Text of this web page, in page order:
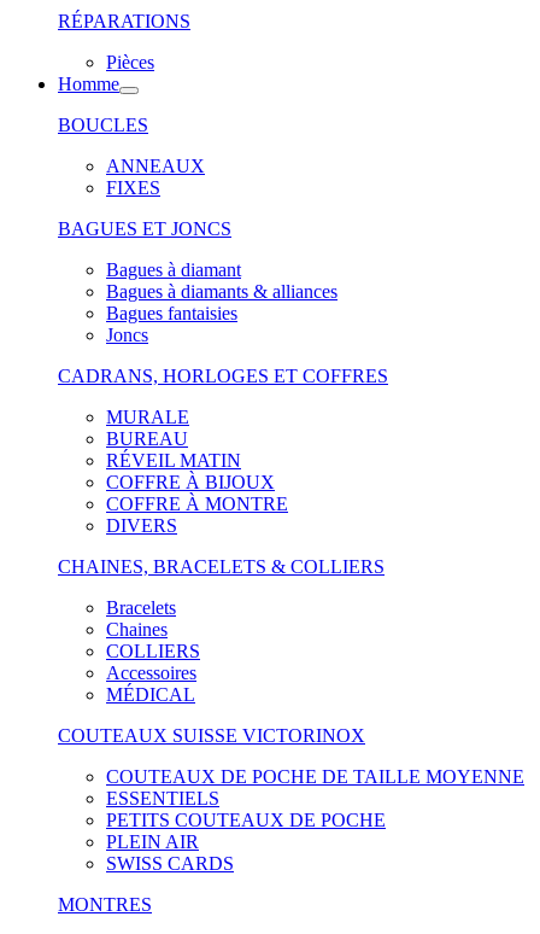
RÉPARATIONS
Pièces
Homme
BOUCLES
ANNEAUX
FIXES
BAGUES ET JONCS
Bagues à diamant
Bagues à diamants & alliances
Bagues fantaisies
Joncs
CADRANS, HORLOGES ET COFFRES
MURALE
BUREAU
RÉVEIL MATIN
COFFRE À BIJOUX
COFFRE À MONTRE
DIVERS
CHAINES, BRACELETS & COLLIERS
Bracelets
Chaines
COLLIERS
Accessoires
MÉDICAL
COUTEAUX SUISSE VICTORINOX
COUTEAUX DE POCHE DE TAILLE MOYENNE
ESSENTIELS
PETITS COUTEAUX DE POCHE
PLEIN AIR
SWISS CARDS
MONTRES